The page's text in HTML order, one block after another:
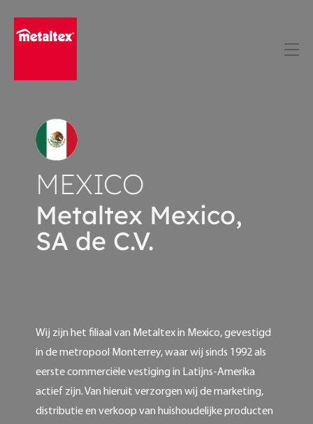
MEXICO
Metaltex Mexico,
SA de C.V.
Wij zijn het filiaal van Metaltex in Mexico, gevestigd
in de metropool Monterrey, waar wij sinds 1992 als
eerste commerciële vestiging in Latijns-Amerika
actief zijn. Van hieruit verzorgen wij de marketing,
distributie en verkoop van huishoudelijke producten